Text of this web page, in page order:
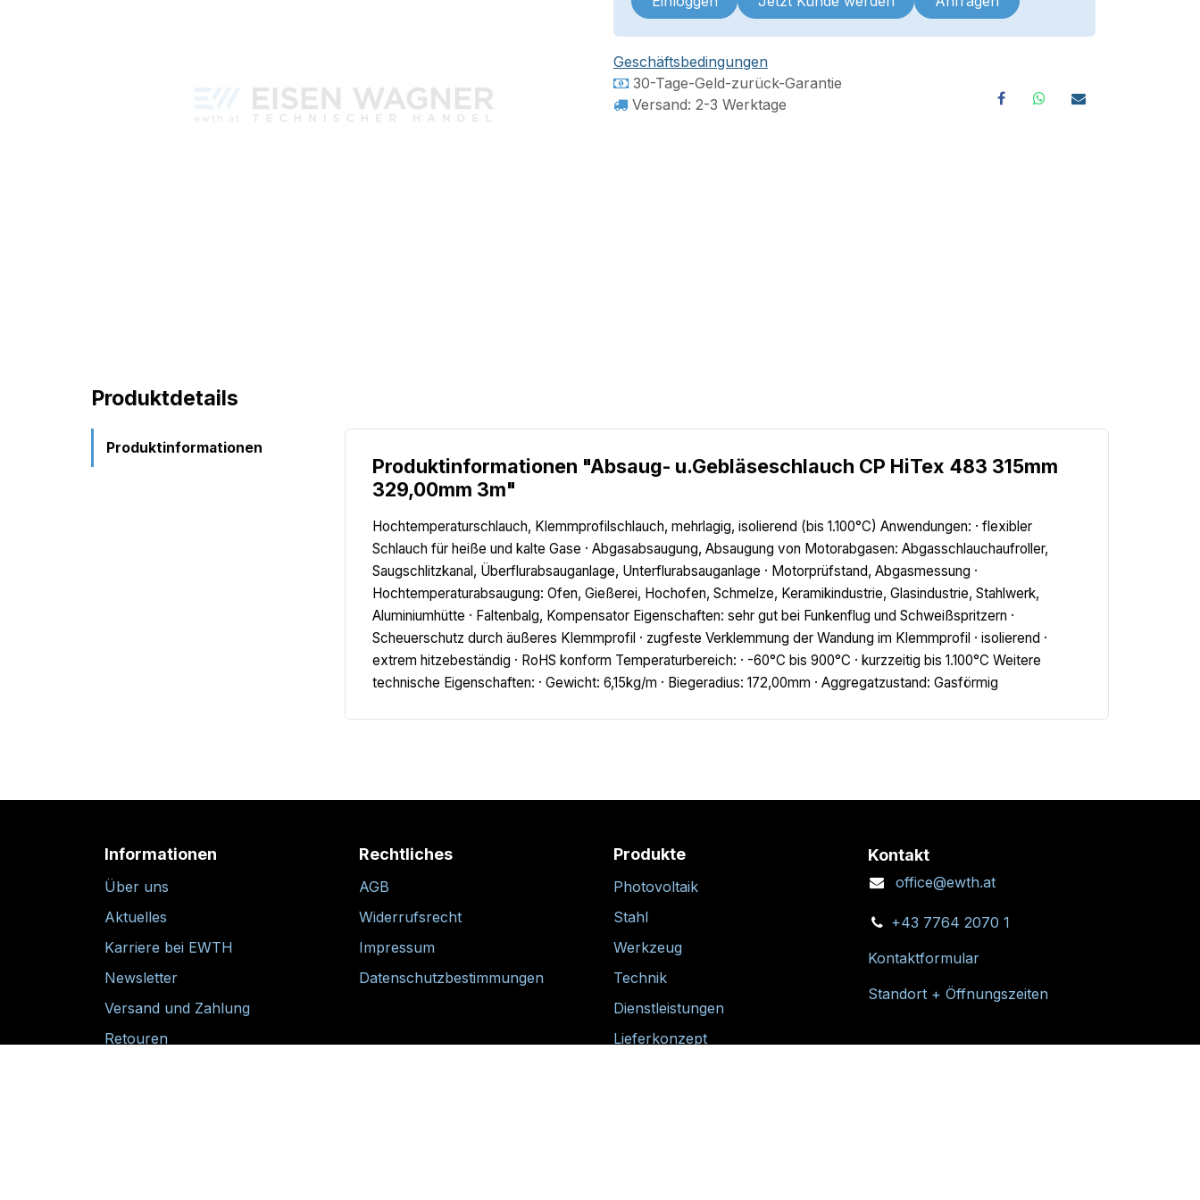
Geschäftsbedingungen
30-Tage-Geld-zurück-Garantie
Versand: 2-3 Werktage
Produktdetails
Produktinformationen
Produktinformationen "Absaug- u.Gebläseschlauch CP HiTex 483 315mm
329,00mm 3m"
Hochtemperaturschlauch, Klemmprofilschlauch, mehrlagig, isolierend (bis 1.100°C) Anwendungen: · flexibler
Schlauch für heiße und kalte Gase · Abgasabsaugung, Absaugung von Motorabgasen: Abgasschlauchaufroller,
Saugschlitzkanal, Überflurabsauganlage, Unterflurabsauganlage · Motorprüfstand, Abgasmessung ·
Hochtemperaturabsaugung: Ofen, Gießerei, Hochofen, Schmelze, Keramikindustrie, Glasindustrie, Stahlwerk,
Aluminiumhütte · Faltenbalg, Kompensator Eigenschaften: sehr gut bei Funkenflug und Schweißspritzern ·
Scheuerschutz durch äußeres Klemmprofil · zugfeste Verklemmung der Wandung im Klemmprofil · isolierend ·
extrem hitzebeständig · RoHS konform Temperaturbereich: · -60°C bis 900°C · kurzzeitig bis 1.100°C Weitere
technische Eigenschaften: · Gewicht: 6,15kg/m · Biegeradius: 172,00mm · Aggregatzustand: Gasförmig
Informationen
Über uns
Aktuelles
Karriere bei EWTH
Newsletter
Versand und Zahlung
Retouren
Rechtliches
AGB
Widerrufsrecht
Impressum
Datenschutzbestimmungen
Produkte
Photovoltaik
Stahl
Werkzeug
Technik
Dienstleistungen
Lieferkonzept
Kontakt
office@ewth.at
+43 7764 2070 1
Kontaktformular
Standort + Öffnungszeiten